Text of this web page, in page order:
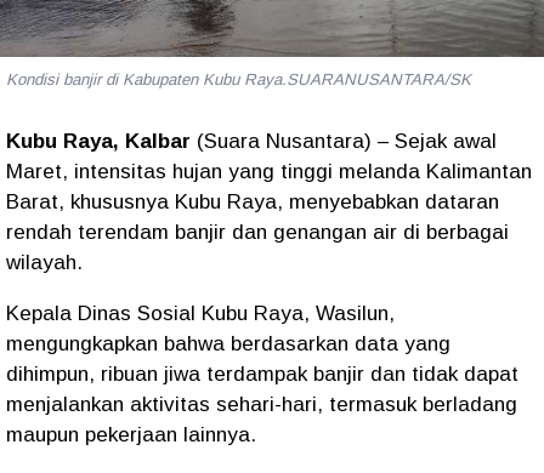
Kondisi banjir di Kabupaten Kubu Raya.SUARANUSANTARA/SK
Kubu Raya, Kalbar (Suara Nusantara) – Sejak awal
Maret, intensitas hujan yang tinggi melanda Kalimantan
Barat, khususnya Kubu Raya, menyebabkan dataran
rendah terendam banjir dan genangan air di berbagai
wilayah.
Kepala Dinas Sosial Kubu Raya, Wasilun,
mengungkapkan bahwa berdasarkan data yang
dihimpun, ribuan jiwa terdampak banjir dan tidak dapat
menjalankan aktivitas sehari-hari, termasuk berladang
maupun pekerjaan lainnya.